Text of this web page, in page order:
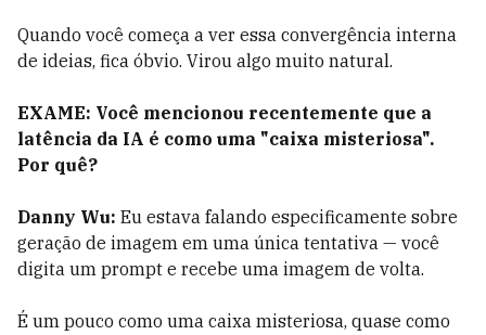
Quando você começa a ver essa convergência interna
de ideias, fica óbvio. Virou algo muito natural.
EXAME: Você mencionou recentemente que a
latência da IA é como uma "caixa misteriosa".
Por quê?
Danny Wu: Eu estava falando especificamente sobre
geração de imagem em uma única tentativa — você
digita um prompt e recebe uma imagem de volta.
É um pouco como uma caixa misteriosa, quase como